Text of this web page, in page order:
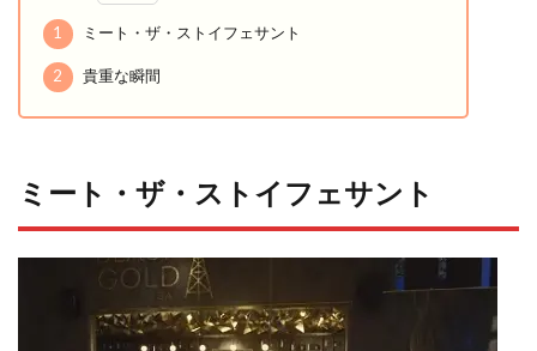
1 ミート・ザ・ストイフェサント
2 貴重な瞬間
ミート・ザ・ストイフェサント